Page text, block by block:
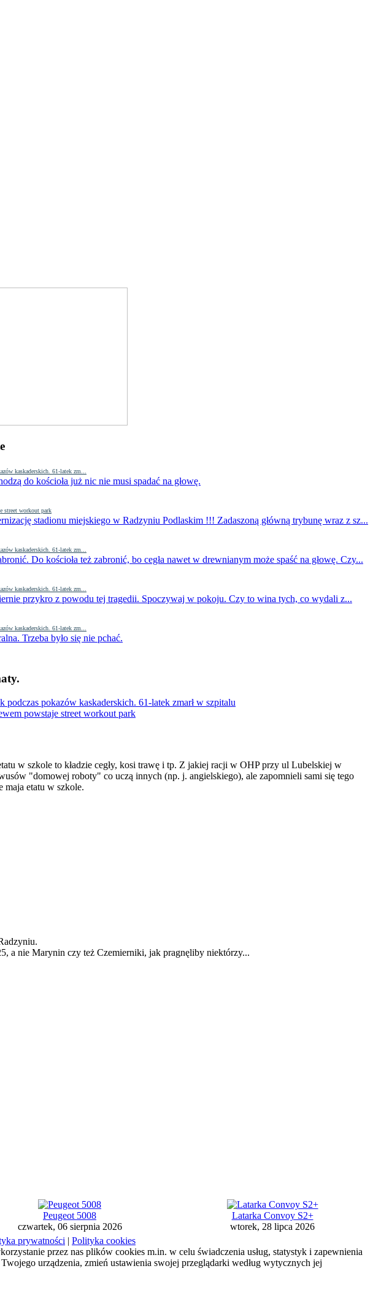
kaskaderskich. 61-latek zm...
do kościoła już nic nie musi spadać na głowę.
street workout park
stadionu miejskiego w Radzyniu Podlaskim !!! Zadaszoną główną trybunę wraz z sz...
kaskaderskich. 61-latek zm...
Do kościoła też zabronić, bo cegła nawet w drewnianym może spaść na głowę. Czy...
kaskaderskich. 61-latek zm...
przykro z powodu tej tragedii. Spoczywaj w pokoju. Czy to wina tych, co wydali z...
kaskaderskich. 61-latek zm...
Trzeba było się nie pchać.
podczas pokazów kaskaderskich. 61-latek zmarł w szpitalu
powstaje street workout park
w szkole to kładzie cegły, kosi trawę i tp. Z jakiej racji w OHP przy ul Lubelskiej w
"domowej roboty" co uczą innych (np. j. angielskiego), ale zapomnieli sami się tego
maja etatu w szkole.
a nie Marynin czy też Czemierniki, jak pragnęliby niektórzy...
Peugeot 5008
czwartek, 06 sierpnia 2026
Latarka Convoy S2+
wtorek, 28 lipca 2026
prywatności | Polityka cookies
przez nas plików cookies m.in. w celu świadczenia usług, statystyk i zapewnienia
urządzenia, zmień ustawienia swojej przeglądarki według wytycznych jej